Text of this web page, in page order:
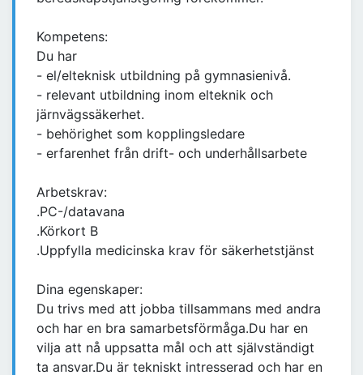
Kompetens:
Du har
- el/elteknisk utbildning på gymnasienivå.
- relevant utbildning inom elteknik och
järnvägssäkerhet.
- behörighet som kopplingsledare
- erfarenhet från drift- och underhållsarbete
Arbetskrav:
.PC-/datavana
.Körkort B
.Uppfylla medicinska krav för säkerhetstjänst
Dina egenskaper:
Du trivs med att jobba tillsammans med andra
och har en bra samarbetsförmåga.Du har en
vilja att nå uppsatta mål och att självständigt
ta ansvar.Du är tekniskt intresserad och har en